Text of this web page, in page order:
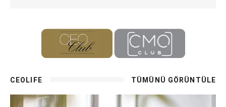
CEOLIFE TÜMÜNÜ GÖRÜNTÜLE